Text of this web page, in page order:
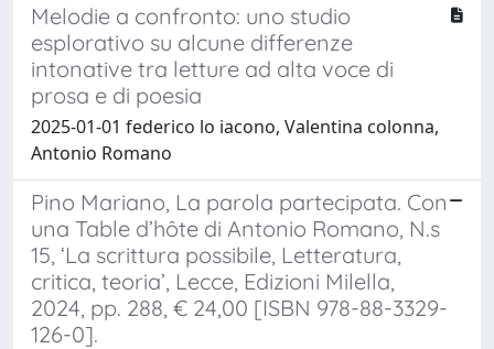
Melodie a confronto: uno studio
esplorativo su alcune differenze
intonative tra letture ad alta voce di
prosa e di poesia
2025-01-01 federico lo iacono, Valentina colonna,
Antonio Romano
Pino Mariano, La parola partecipata. Con
una Table d’hôte di Antonio Romano, N.s
15, ‘La scrittura possibile, Letteratura,
critica, teoria’, Lecce, Edizioni Milella,
2024, pp. 288, € 24,00 [ISBN 978-88-3329-
126-0].